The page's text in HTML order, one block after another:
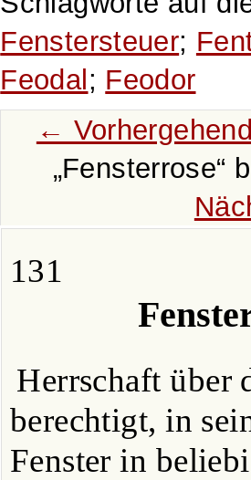
Fenstersteuer;
Feodal; Feodor
←
Fensterrose
131
Herrschaft über
berechtigt, in
Fenster in